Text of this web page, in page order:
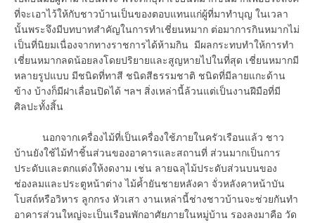
ที่จะเอาไว้ให้กับชาวบ้านเป็นของตอบแทนแก่ผู้ที่มาทำบุญ ในเวลา
นั้นพระจึงมีบทบาทสำคัญในการทำเชี่ยนหมาก ต่อมาการกินหมากไม่
เป็นที่นิยมเนื่องจากทางราชการได้ห้ามกิน มีผลกระทบทำให้การทำ
เชี่ยนหมากลดน้อยลงโดยปริยายและสูญหายไปในที่สุด เชี่ยนหมากมี
หลายรูปแบบ มีชนิดที่ทาสี ชนิดสีธรรมชาติ ชนิดที่มีลายแกะด้าน
ข้าง บ้างก็มีฝาเลื่อนปิดได้ ฯลฯ สิ่งเหล่านี้ล้วนแต่เป็นงานฝีมือที่มี
ศิลปะทั้งสิ้น
นอกจากเครื่องไม้ที่เป็นเครื่องใช้ภายในครัวเรือนแล้ว ชาว
บ้านยังใช้ไม้ทำชิ้นส่วนของอาคารและสถานที่ ส่วนมากเป็นการ
ประดับและตกแต่งให้งดงาม เช่น ลายฉลุไม้ประดับส่วนบนของ
ช่องลมและประตูหน้าต่าง ไม้ค้ำยันชายหลังคา จั่วหลังคาหน้าบัน
โบสถ์หรือวิหาร ลูกกรง หัวเสา งานเหล่านี้ช่างชาวบ้านจะช่วยกันทำ
อาคารส่วนใหญ่จะเป็นเรือนพักอาศัยภายในหมู่บ้าน รองลงมาคือ วัด